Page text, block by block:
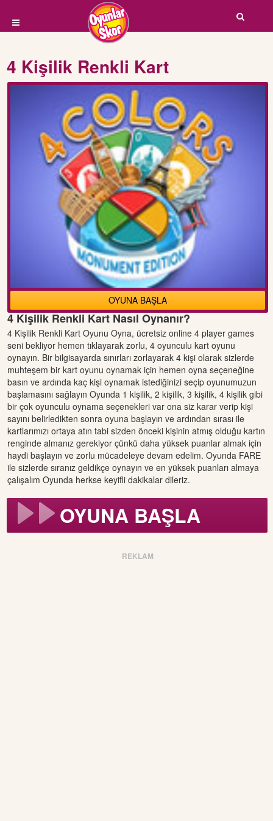
4 Kişilik Renkli Kart
OYUNA BAŞLA
4 Kişilik Renkli Kart Nasıl Oynanır?
4 Kişilik Renkli Kart Oyunu Oyna, ücretsiz online 4 player games
seni bekliyor hemen tıklayarak zorlu, 4 oyunculu kart oyunu
oynayın. Bir bilgisayarda sınırları zorlayarak 4 kişi olarak sizlerde
muhteşem bir kart oyunu oynamak için hemen oyna seçeneğine
basın ve ardında kaç kişi oynamak istediğinizi seçip oyunumuzun
başlamasını sağlayın Oyunda 1 kişilik, 2 kişilik, 3 kişilik, 4 kişilik gibi
bir çok oyunculu oynama seçenekleri var ona siz karar verip kişi
sayını belirledikten sonra oyuna başlayın ve ardından sırası ile
kartlarımızı ortaya atın tabi sizden önceki kişinin atmış olduğu kartın
renginde almanız gerekiyor çünkü daha yüksek puanlar almak için
haydi başlayın ve zorlu mücadeleye devam edelim. Oyunda FARE
ile sizlerde sıranız geldikçe oynayın ve en yüksek puanları almaya
çalışalım Oyunda herkse keyifli dakikalar dileriz.
OYUNA BAŞLA
REKLAM